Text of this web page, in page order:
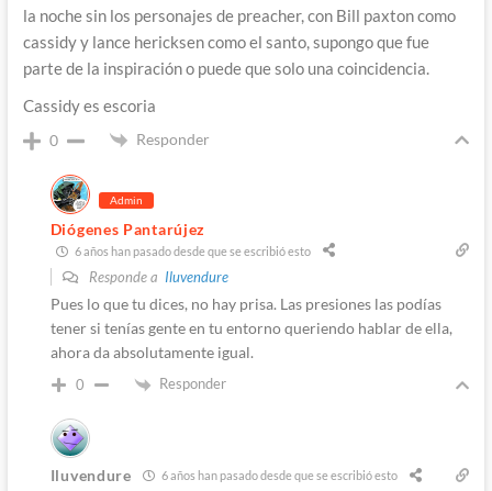
la noche sin los personajes de preacher, con Bill paxton como
cassidy y lance hericksen como el santo, supongo que fue
parte de la inspiración o puede que solo una coincidencia.
Cassidy es escoria
0 Responder
Admin
Diógenes Pantarújez
6 años han pasado desde que se escribió esto
Responde a Iluvendure
Pues lo que tu dices, no hay prisa. Las presiones las podías
tener si tenías gente en tu entorno queriendo hablar de ella,
ahora da absolutamente igual.
0 Responder
Iluvendure 6 años han pasado desde que se escribió esto